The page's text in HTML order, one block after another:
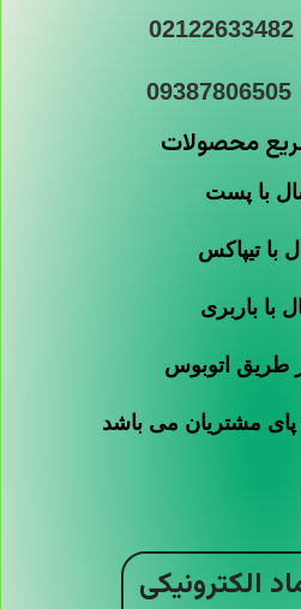
02122633482
09387806505
محصولات
با پست
با تیپاکس
با باربری
طریق اتوبوس
پای مشتریان می باشد
الکترونیکی